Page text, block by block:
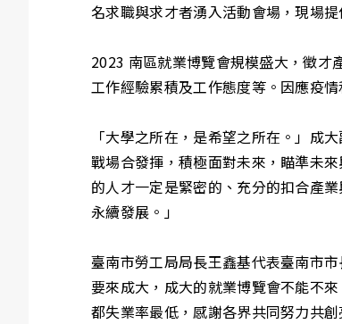
名求職與求才者湧入活動會場，現場
2023 南區就業博覽會規模盛大，徵才
工作經驗累積及工作態度等。因應疫
「大學之所在，是希望之所在。」成
戰場合發揮，積極面對未來，瞄準未
的人才一定是緊密的、充分的扣合產
永續發展。」
臺南市勞工局局長王鑫基代表臺南市
要來成大，成大的就業博覽會不能不
都失業率最低，感謝各界共同努力共